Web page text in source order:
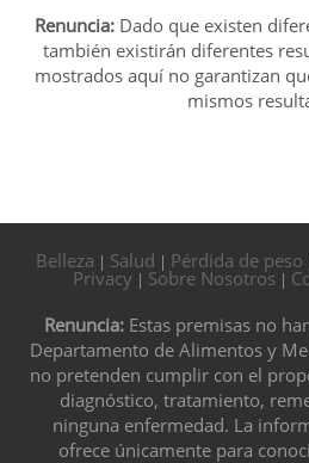
Renuncia: Dado que existen
también existirán diferentes
mostrados aquí no garantizan
mismos
Belleza | Salud | Pérdida de peso
Privacy | Sobre Nosotros |
Renuncia:Estas premisas no
Departamento de Alimentos y
no pretenden cumplir con el
diagnóstico, tratamiento,
ninguna enfermedad. La
ofrece únicamente para